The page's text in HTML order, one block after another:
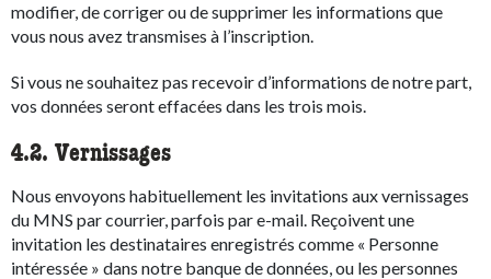
modifier, de corriger ou de supprimer les informations que
vous nous avez transmises à l’inscription.
Si vous ne souhaitez pas recevoir d’informations de notre part,
vos données seront effacées dans les trois mois.
4.2. Vernissages
Nous envoyons habituellement les invitations aux vernissages
du MNS par courrier, parfois par e-mail. Reçoivent une
invitation les destinataires enregistrés comme « Personne
intéressée » dans notre banque de données, ou les personnes